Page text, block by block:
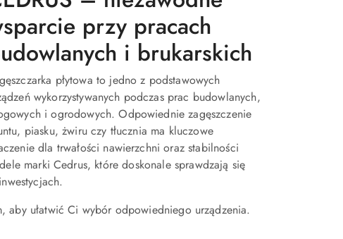
przy pracach
i brukarskich
płytowa to jedno z podstawowych
wykorzystywanych podczas prac budowlanych,
i ogrodowych. Odpowiednie zagęszczenie
piasku, żwiru czy tłucznia ma kluczowe
dla trwałości nawierzchni oraz stabilności
markiCedrus, które doskonale sprawdzają się
aby ułatwić Ci wybór odpowiedniego urządzenia.